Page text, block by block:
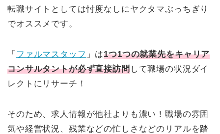
転職サイトとしては忖度なしにヤクタマぶっちぎり
でオススメです。
「 ファルマスタッフ 」は1つ1つの就業先をキャリア
コンサルタントが必ず直接訪問して職場の状況ダイ
レクトにリサーチ！
そのため、求人情報が他社よりも濃い！職場の雰囲
気や経営状況、残業などの忙しさなどのリアルを踏